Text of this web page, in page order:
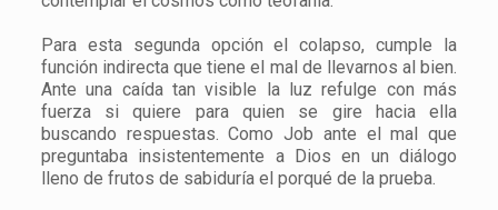
Para esta segunda opción el colapso, cumple la
función indirecta que tiene el mal de llevarnos al bien.
Ante una caída tan visible la luz refulge con más
fuerza si quiere para quien se gire hacia ella
buscando respuestas. Como Job ante el mal que
preguntaba insistentemente a Dios en un diálogo
lleno de frutos de sabiduría el porqué de la prueba.